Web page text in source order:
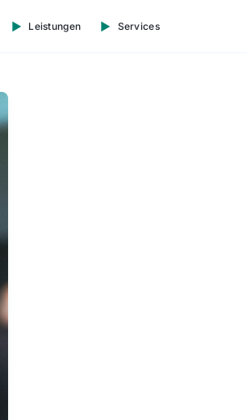
Leistungen Services